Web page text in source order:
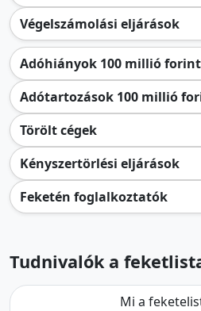
Végelszámolási eljárások
Adóhiányok 100 millió
Adótartozások 100 millió
Törölt cégek
Kényszertörlési eljárások
Feketén foglalkoztatók
Tudnivalók a
Mi a